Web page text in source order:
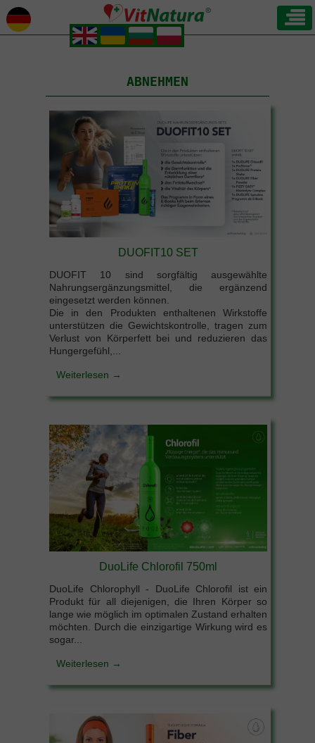
.
.
.
ABNEHMEN
DUOFIT10 SET
DUOFIT 10 sind sorgfältig ausgewählte
Nahrungsergänzungsmittel, die ergänzend
eingesetzt werden können.
Die in den Produkten enthaltenen Wirkstoffe
unterstützen die Gewichtskontrolle, tragen zum
Verlust von Körperfett bei und reduzieren das
Hungergefühl,...
Weiterlesen →
DuoLife Chlorofil 750ml
DuoLife Chlorophyll - DuoLife Chlorofil ist ein
Produkt für all diejenigen, die Ihren Körper so
lange wie möglich im optimalen Zustand erhalten
möchten. Durch die einzigartige Wirkung wird es
sogar...
Weiterlesen →